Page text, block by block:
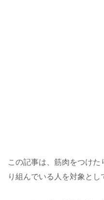
この記事は、筋肉をつけ
り組んでいる人を対象とし